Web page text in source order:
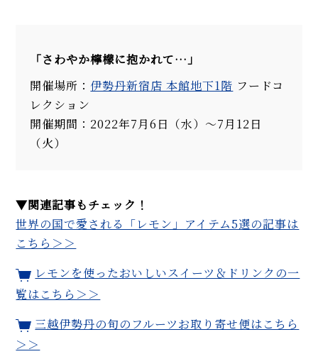
「さわやか檸檬に抱かれて…」
開催場所： 伊勢丹新宿店 本館地下1階 フードコ
レクション
開催期間：2022年7月6日（水）～7月12日
（火）
▼関連記事もチェック！
世界の国で愛される「レモン」アイテム5選の記事は
こちら＞＞
レモンを使ったおいしいスイーツ＆ドリンクの一
覧はこちら＞＞
三越伊勢丹の旬のフルーツお取り寄せ便はこちら
＞＞